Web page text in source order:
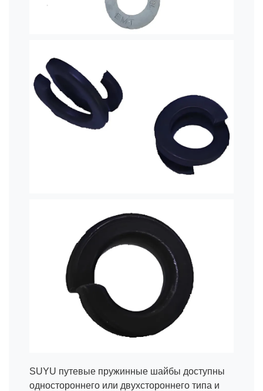
SUYU путевые пружинные шайбы доступны
одностороннего или двухстороннего типа и